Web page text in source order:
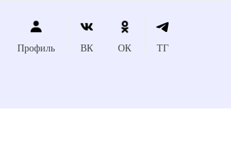
Профиль ВК ОК ТГ